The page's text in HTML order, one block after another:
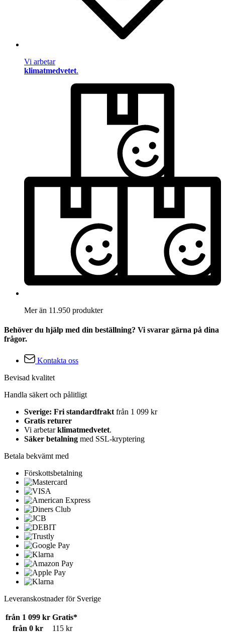
Vi arbetar
klimatmedvetet.
Mer än 11.950 produkter
Behöver du hjälp med din beställning? Vi svarar gärna på dina
frågor.
Kontakta oss
Bevisad kvalitet
Handla säkert och pålitligt
Sverige: Fri standardfrakt från 1 099 kr
Gratis returer
Vi arbetarklimatmedvetet.
Säker betalning med SSL-kryptering
Betala bekvämt med
Förskottsbetalning
Leveranskostnader för Sverige
från 1 099 kr Gratis*
från 0 kr
115 kr